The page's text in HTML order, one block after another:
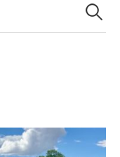
nach: